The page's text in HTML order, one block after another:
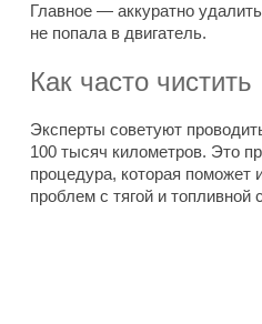
Главное — аккуратно
не попала в двигатель.
Как часто чистить
Эксперты советуют
100 тысяч километров. Это
процедура, которая поможет
проблем с тягой и топливной